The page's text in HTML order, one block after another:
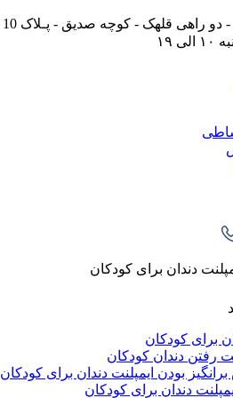
دو راهی قلهک - کوچه صدیق - پـلاک 10
۱۹
دندان برای کودکان
برای کودکان
رفتن دندان کودکان
بودن ایمپلنت دندان برای کودکان
دندان برای کودکان